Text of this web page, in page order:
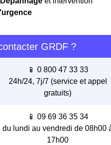
GRDF ?
📱 0 800 47 33 33
24h/24, 7j/7 (service et appel
gratuits)
📱 09 69 36 35 34
du lundi au vendredi de 08h00
17h00